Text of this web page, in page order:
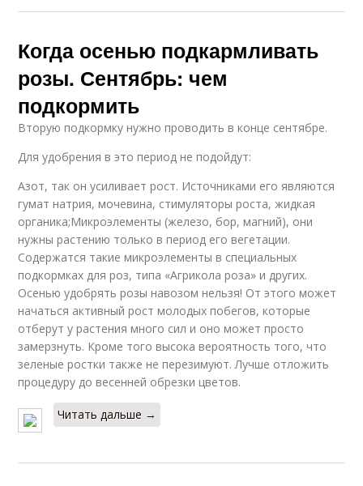
Когда осенью подкармливать
розы. Сентябрь: чем
подкормить
Вторую подкормку нужно проводить в конце сентябре.
Для удобрения в это период не подойдут:
Азот, так он усиливает рост. Источниками его являются
гумат натрия, мочевина, стимуляторы роста, жидкая
органика;Микроэлементы (железо, бор, магний), они
нужны растению только в период его вегетации.
Содержатся такие микроэлементы в специальных
подкормках для роз, типа «Агрикола роза» и других.
Осенью удобрять розы навозом нельзя! От этого может
начаться активный рост молодых побегов, которые
отберут у растения много сил и оно может просто
замерзнуть. Кроме того высока вероятность того, что
зеленые ростки также не перезимуют. Лучше отложить
процедуру до весенней обрезки цветов.
Читать дальше →